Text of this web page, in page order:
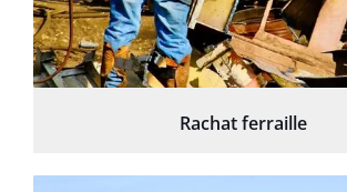
Rachat ferraille